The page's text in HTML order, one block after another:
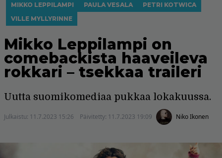
MIKKO LEPPILAMPI
PAULA VESALA
PETRI KOTWICA
VILLE MYLLYRINNE
Mikko Leppilampi on
comebackista haaveileva
rokkari – tsekkaa traileri
Uutta suomikomediaa pukkaa lokakuussa.
Julkaistu: 11.7.2023 15:26 Päivitetty: 11.7.2023 19:09 Niko Ikonen